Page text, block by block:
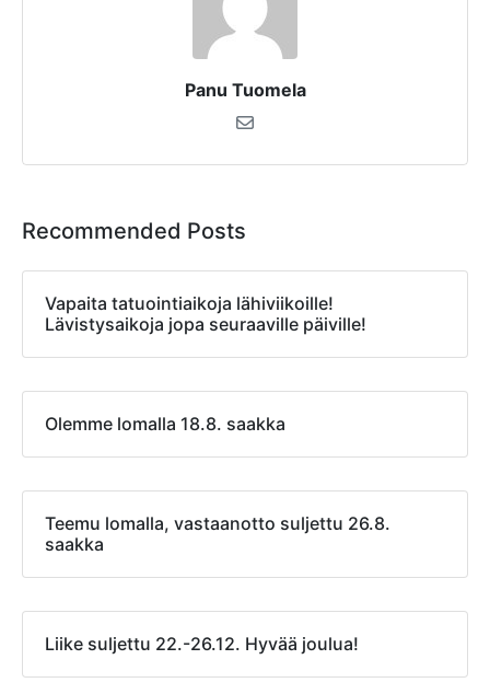
Panu Tuomela
Recommended Posts
Vapaita tatuointiaikoja lähiviikoille!
Lävistysaikoja jopa seuraaville päiville!
Olemme lomalla 18.8. saakka
Teemu lomalla, vastaanotto suljettu 26.8.
saakka
Liike suljettu 22.-26.12. Hyvää joulua!